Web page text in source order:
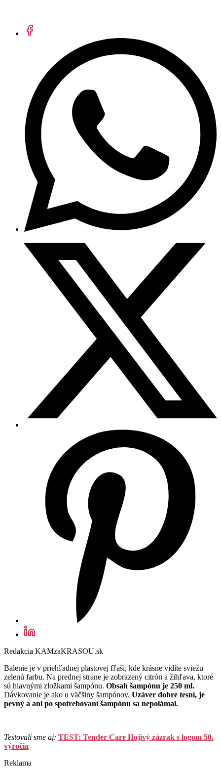
Redakcia KAMzaKRASOU.sk
Balenie je v priehľadnej plastovej fľaši, kde krásne vidíte sviežu
zelenú farbu. Na prednej strane je zobrazený citrón a žihľava, ktoré
sú hlavnými zložkami šampónu. Obsah šampónu je 250 ml.
Dávkovanie je ako u väčšiny šampónov. Uzáver dobre tesní, je
pevný a ani po spotrebovaní šampónu sa nepolámal.
Testovali sme aj: TEST: Tender Care Hojivý zázrak s logom 50.
výročia
Reklama